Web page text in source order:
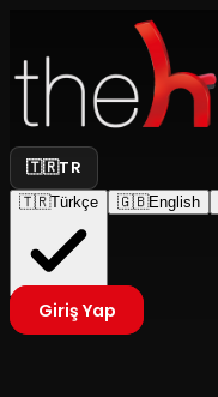
🇹🇷TR
🇹🇷Türkçe 🇬🇧English
Giriş Yap